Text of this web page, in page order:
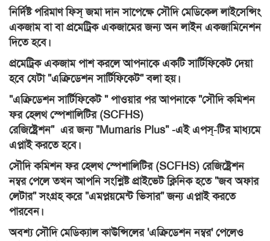
নির্দিষ্ট পরিমাণ ফিস্ জমা দান সাপেক্ষে সৌদি মেডিকেল লাইসেন্সিং
এক্জাম বা বা প্রমেট্রিক এক্জামের জন্য অন লাইন এক্জামিনেশন
দিতে হবে।
প্রমেট্রিক এক্জাম পাশ করলে আপনাকে একটি সার্টিফিকেট দেয়া
হবে যেটা "এক্রিডেশন সার্টিফিকেট" বলা হয়।
"এক্রিডেশন সার্টিফিকেট " পাওয়ার পর আপনাকে "সৌদি কমিশন
ফর হেলথ স্পেশালিটির (SCFHS)
রেজিষ্ট্রেশন" এর জন্য "Mumaris Plus" -এই এপস্-টির মাধ্যমে
এপ্লাই করতে হবে।
সৌদি কমিশন ফর হেলথ স্পেশালিটির (SCFHS) রেজিষ্ট্রেশন
নম্বর পেলে তখন আপনি সংশ্লিষ্ট প্রাইভেট ক্লিনিক হতে "জব অফার
লেটার" সংগ্রহ করে "এমপ্লয়মেন্ট ভিসার" জন্য এপ্লাই করতে
পারবেন।
অবশ্য সৌদি মেডিক্যাল কাউন্সিলের 'এক্রিডেশন নম্বর' পেলেও